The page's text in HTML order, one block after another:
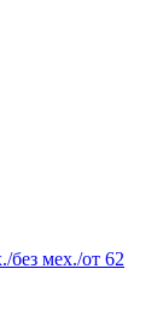
мех./от 62